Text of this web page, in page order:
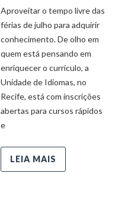
Aproveitar o tempo livre das
férias de julho para adquirir
conhecimento. De olho em
quem está pensando em
enriquecer o currículo, a
Unidade de Idiomas, no
Recife, está com inscrições
abertas para cursos rápidos
e
LEIA MAIS